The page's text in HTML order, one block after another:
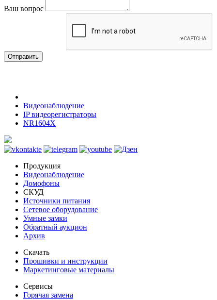
Ваш вопрос
Отправить
Видеонаблюдение
IP видеорегистраторы
NR1604X
Продукция
Видеонаблюдение
Домофоны
СКУД
Источники питания
Сетевое оборудование
Умные замки
Обратный аукцион
Архив
Скачать
Прошивки и инструкции
Маркетинговые материалы
Сервисы
Горячая замена